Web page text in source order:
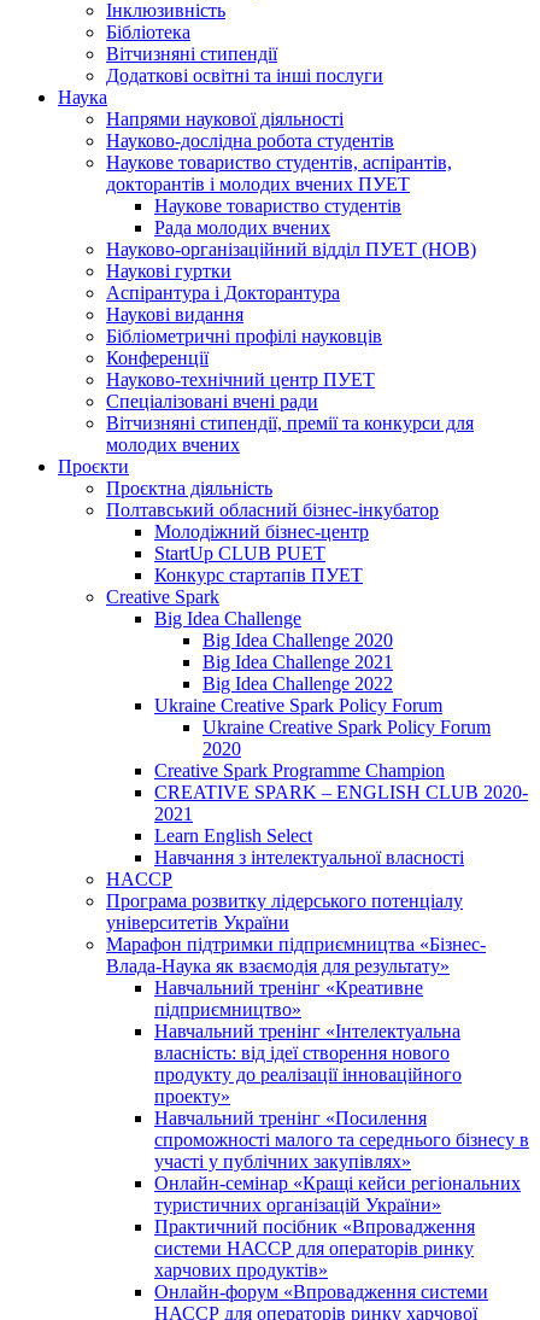
Інклюзивність
Бібліотека
Вітчизняні стипендії
Додаткові освітні та інші послуги
Наука
Напрями наукової діяльності
Науково-дослідна робота студентів
Наукове товариство студентів, аспірантів,
докторантів і молодих вчених ПУЕТ
Наукове товариство студентів
Рада молодих вчених
Науково-організаційний відділ ПУЕТ (НОВ)
Наукові гуртки
Аспірантура і Докторантура
Наукові видання
Бібліометричні профілі науковців
Конференції
Науково-технічний центр ПУЕТ
Спеціалізовані вчені ради
Вітчизняні стипендії, премії та конкурси для
молодих вчених
Проєкти
Проєктна діяльність
Полтавський обласний бізнес-інкубатор
Молодіжний бізнес-центр
StartUp CLUB PUET
Конкурс стартапів ПУЕТ
Creative Spark
Big Idea Challenge
Big Idea Challenge 2020
Big Idea Challenge 2021
Big Idea Challenge 2022
Ukraine Creative Spark Policy Forum
Ukraine Creative Spark Policy Forum
2020
Creative Spark Programme Champion
CREATIVE SPARK – ENGLISH CLUB 2020-
2021
Learn English Select
Навчання з інтелектуальної власності
HACCP
Програма розвитку лідерського потенціалу
університетів України
Марафон підтримки підприємництва «Бізнес-
Влада-Наука як взаємодія для результату»
Навчальний тренінг «Креативне
підприємництво»
Навчальний тренінг «Інтелектуальна
власність: від ідеї створення нового
продукту до реалізації інноваційного
проекту»
Навчальний тренінг «Посилення
спроможності малого та середнього бізнесу в
участі у публічних закупівлях»
Онлайн-семінар «Кращі кейси регіональних
туристичних організацій України»
Практичний посібник «Впровадження
системи НАССР для операторів ринку
харчових продуктів»
Онлайн-форум «Впровадження системи
НАССР для операторів ринку харчової